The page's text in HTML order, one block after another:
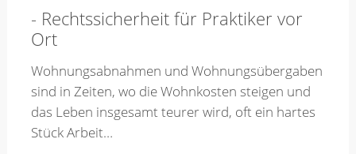
Unternehmen
News
- Rechtssicherheit für Praktiker vor
Ort
Wohnungsabnahmen und Wohnungsübergaben
sind in Zeiten, wo die Wohnkosten steigen und
das Leben insgesamt teurer wird, oft ein hartes
Stück Arbeit…